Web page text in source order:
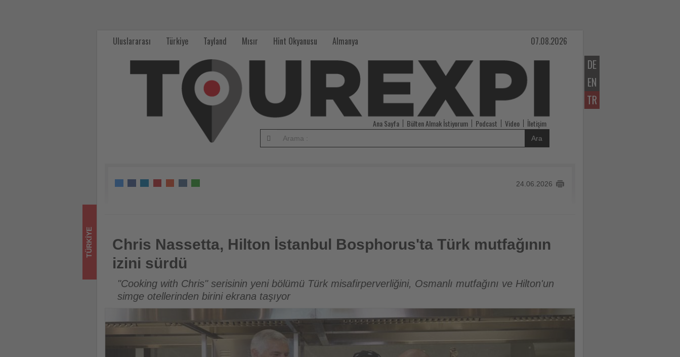
DE
EN
TR
Uluslararası Türkiye Tayland Mısır Hint Okyanusu Almanya 07.08.2026
Ana Sayfa Bülten Almak İstiyorum Podcast Video İletişim
Ara
24.06.2026
Chris Nassetta, Hilton İstanbul Bosphorus'ta Türk mutfağının izini sürdü
TÜRKIYE
Chris Nassetta, Hilton İstanbul Bosphorus'ta Türk mutfağının
izini sürdü
"Cooking with Chris" serisinin yeni bölümü Türk misafirperverliğini, Osmanlı mutfağını ve Hilton'un
simge otellerinden birini ekrana taşıyor